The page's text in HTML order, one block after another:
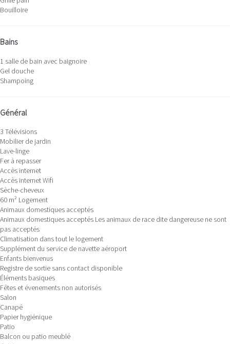
Bouilloire
Bains
1 salle de bain avec baignoire
Gel douche
Shampoing
Général
3 Télévisions
Mobilier de jardin
Lave-linge
Fer à repasser
Accès internet
Accès internetWifi
Sèche-cheveux
60 m² Logement
Animaux domestiques acceptés
Animaux domestiques acceptés Les animaux de race dite dangereuse ne sont
pas acceptés
Climatisation dans tout le logement
Supplément du service de navette aéroport
Enfants bienvenus
Registre de sortie sans contact disponible
Éléments basiques
Fêtes et évenements non autorisés
Salon
Canapé
Papier hygiénique
Patio
Balcon ou patio meublé